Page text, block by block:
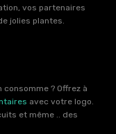
vos partenaires
jolies plantes.
consomme ? Offrez à
avec votre logo.
et même .. des